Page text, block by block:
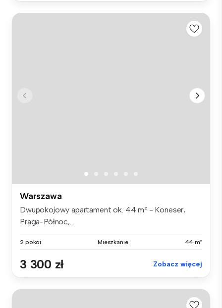
Warszawa
Dwupokojowy apartament ok. 44 m² - Koneser,
Praga-Północ,...
2 pokoi Mieszkanie 44 m²
3 300 zł Zobacz więcej